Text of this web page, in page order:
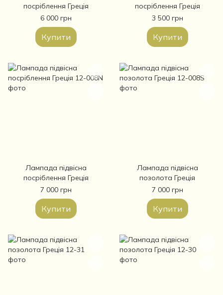
посріблення Греція
6 000 грн
Купити
посріблення Греція
3 500 грн
Купити
Лампада підвісна
посріблення Греція
7 000 грн
Купити
Лампада підвісна
позолота Греція
7 000 грн
Купити